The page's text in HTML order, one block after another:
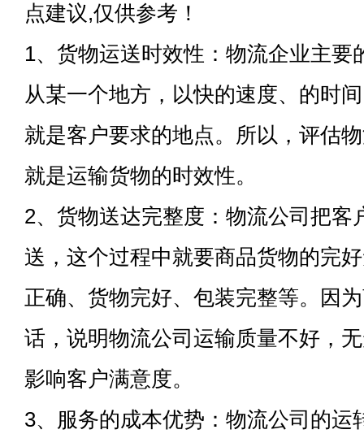
点建议,仅供参考！
1、货物运送时效性：物流企业主要
从某一个地方，以快的速度、的时
就是客户要求的地点。所以，评估
就是运输货物的时效性。
2、货物送达完整度：物流公司把客
送，这个过程中就要商品货物的完
正确、货物完好、包装完整等。因
话，说明物流公司运输质量不好，
影响客户满意度。
3、服务的成本优势：物流公司的运